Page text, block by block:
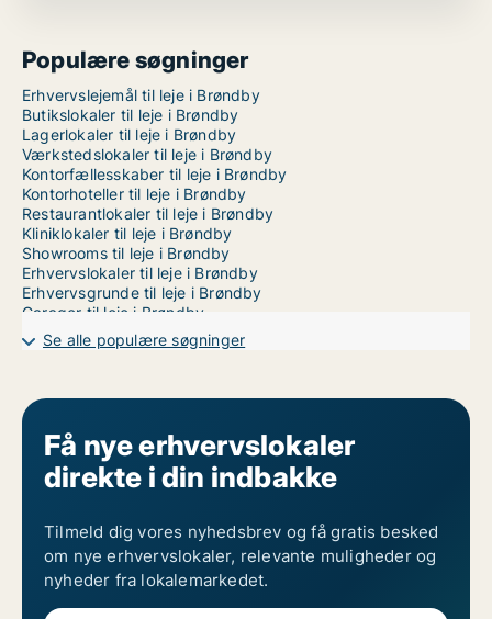
Populære søgninger
Erhvervslejemål til leje i Brøndby
Butikslokaler til leje i Brøndby
Lagerlokaler til leje i Brøndby
Værkstedslokaler til leje i Brøndby
Kontorfællesskaber til leje i Brøndby
Kontorhoteller til leje i Brøndby
Restaurantlokaler til leje i Brøndby
Kliniklokaler til leje i Brøndby
Showrooms til leje i Brøndby
Erhvervslokaler til leje i Brøndby
Erhvervsgrunde til leje i Brøndby
Garager til leje i Brøndby
Kontorlokaler til leje i København
Se alle populære søgninger
Få nye erhvervslokaler
direkte i din indbakke
Tilmeld dig vores nyhedsbrev og få gratis besked
om nye erhvervslokaler, relevante muligheder og
nyheder fra lokalemarkedet.